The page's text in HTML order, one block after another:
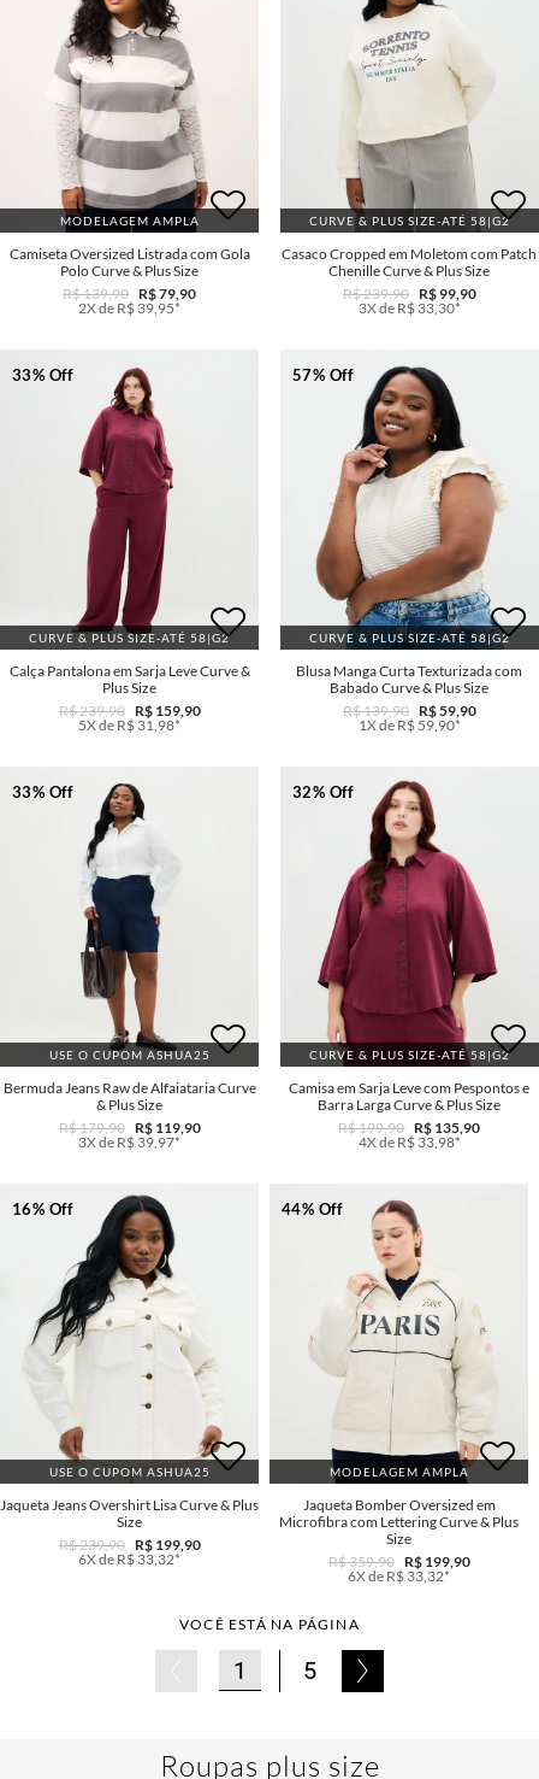
MODELAGEM AMPLA
Camiseta Oversized Listrada com Gola
Polo Curve & Plus Size
R$ 139,90 R$ 79,90
2X de R$ 39,95*
CURVE & PLUS SIZE-ATÉ 58|G2
Casaco Cropped em Moletom com Patch
Chenille Curve & Plus Size
R$ 239,90
R$ 99,90
3X de R$ 33,30*
CURVE & PLUS SIZE-ATÉ 58|G2
33% Off
Calça Pantalona em Sarja Leve Curve &
Plus Size
R$ 239,90
R$ 159,90
5X de R$ 31,98*
CURVE & PLUS SIZE-ATÉ 58|G2
57% Off
Blusa Manga Curta Texturizada com
Babado Curve & Plus Size
R$ 139,90
R$ 59,90
1X de R$ 59,90*
USE O CUPOM ASHUA25
33% Off
Bermuda Jeans Raw de Alfaiataria Curve
& Plus Size
R$ 179,90
R$ 119,90
3X de R$ 39,97*
CURVE & PLUS SIZE-ATÉ 58|G2
32% Off
Camisa em Sarja Leve com Pespontos e
Barra Larga Curve & Plus Size
R$ 199,90 R$ 135,90
4X de R$ 33,98*
USE O CUPOM ASHUA25
16% Off
Jaqueta Jeans Overshirt Lisa Curve & Plus
Size
R$ 239,90
R$ 199,90
6X de R$ 33,32*
MODELAGEM AMPLA
44% Off
Jaqueta Bomber Oversized em
Microfibra com Lettering Curve & Plus
Size
R$ 359,90
R$ 199,90
6X de R$ 33,32*
VOCÊ ESTÁ NA PÁGINA
1 5
Roupas plus size